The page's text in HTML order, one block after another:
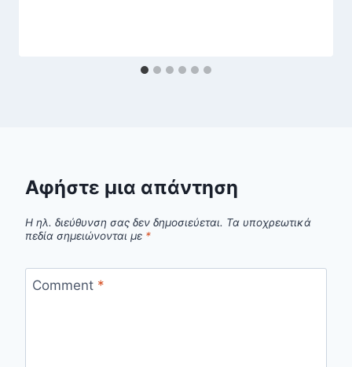
Αφήστε μια απάντηση
Η ηλ. διεύθυνση σας δεν δημοσιεύεται. Τα υποχρεωτικά
πεδία σημειώνονται με *
Comment *